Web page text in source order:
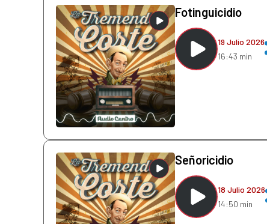
Fotinguicidio
19 Julio 2026
16:43 min
Señoricidio
18 Julio 2026
14:50 min